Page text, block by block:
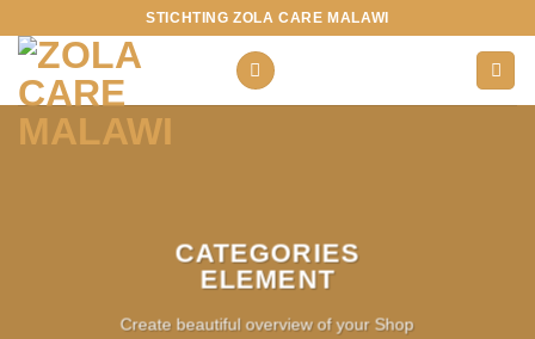
naar
inhoud
STICHTING ZOLA CARE MALAWI
CATEGORIES
ELEMENT
Create beautiful overview of your Shop